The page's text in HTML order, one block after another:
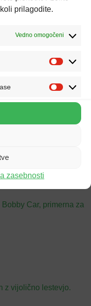
prilagodite.
Vedno omogočeni
zasebnosti
dodatki